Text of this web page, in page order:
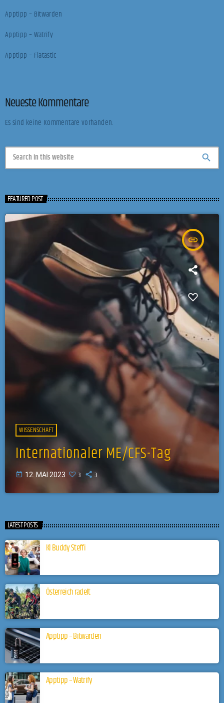
Apptipp – Bitwarden
Apptipp – Watrify
Apptipp – Flatastic
Neueste Kommentare
Es sind keine Kommentare vorhanden.
search
FEATURED POST
insert_link
WISSENSCHAFT
Internationaler ME/CFS-Tag
today 12. MAI 2023 3 3
LATEST POSTS
KI Buddy Steffi
Österreich radelt
Apptipp – Bitwarden
Apptipp – Watrify